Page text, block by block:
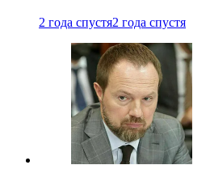
2 года спустя2 года спустя